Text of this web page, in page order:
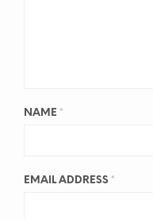
NAME *
EMAIL ADDRESS *